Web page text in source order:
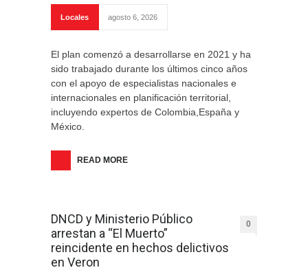
Locales agosto 6, 2026
El plan comenzó a desarrollarse en 2021 y ha
sido trabajado durante los últimos cinco años
con el apoyo de especialistas nacionales e
internacionales en planificación territorial,
incluyendo expertos de Colombia,España y
México.
READ MORE
DNCD y Ministerio Público
arrestan a “El Muerto”
reincidente en hechos delictivos
en Veron
0